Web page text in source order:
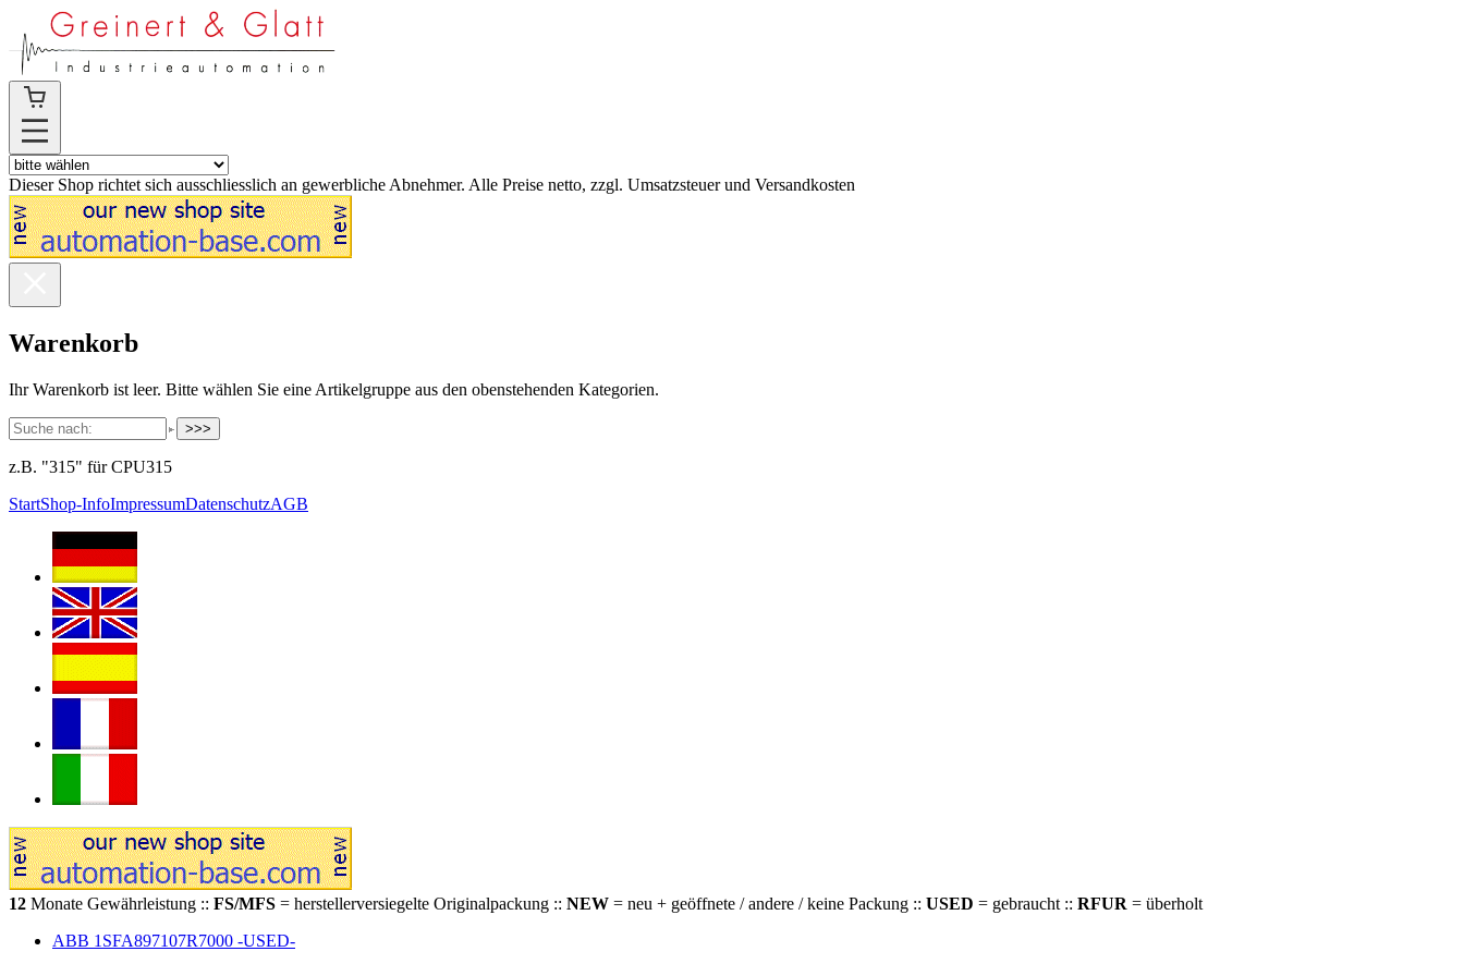
Dieser Shop richtet sich ausschliesslich an gewerbliche Abnehmer. Alle Preise netto, zzgl. Umsatzsteuer und Versandkosten
Warenkorb
Ihr Warenkorb ist leer. Bitte wählen Sie eine Artikelgruppe aus den obenstehenden Kategorien.
>>>
z.B. "315" für CPU315
StartShop-InfoImpressumDatenschutzAGB
12 Monate Gewährleistung :: FS/MFS = herstellerversiegelte Originalpackung :: NEW = neu + geöffnete / andere / keine Packung :: USED = gebraucht :: RFUR = überholt
ABB 1SFA897107R7000 -USED-